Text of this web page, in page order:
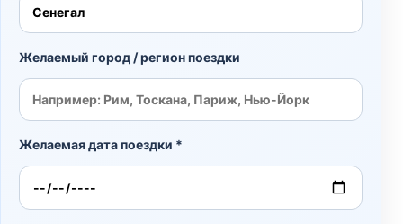
Желаемый город / регион поездки
Желаемая дата поездки *